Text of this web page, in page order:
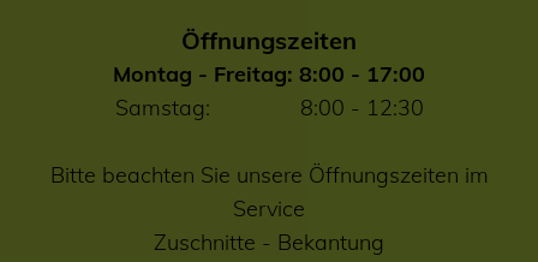
Öffnungszeiten
Montag - Freitag: 8:00 - 17:00
Samstag: 8:00 - 12:30
Bitte beachten Sie unsere Öffnungszeiten im
Service
Zuschnitte - Bekantung